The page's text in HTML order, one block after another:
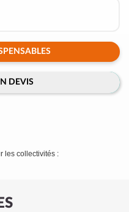
DEVIS
les collectivités :